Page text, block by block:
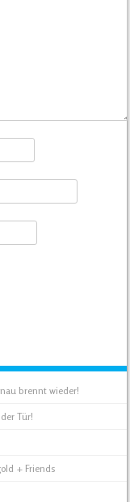
brennt wieder!
Tür!
+ Friends